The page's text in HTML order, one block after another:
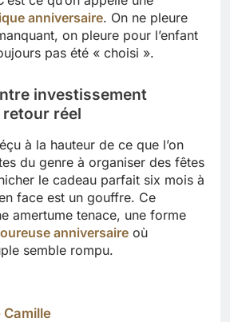
anniversaire. On ne pleure
on pleure pour l’enfant
pas été « choisi ».
investissement
réel
à la hauteur de ce que l’on
du genre à organiser des fêtes
le cadeau parfait six mois à
face est un gouffre. Ce
amertume tenace, une forme
anniversaire où
semble rompu.
Camille